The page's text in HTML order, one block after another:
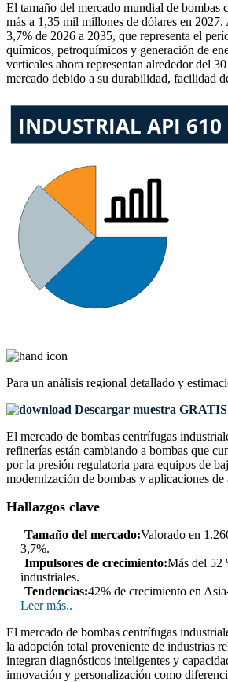
El tamaño del mercado mundial de bombas
más a 1,35 mil millones de dólares en
3,7% de 2026 a 2035, que representa el
químicos, petroquímicos y generación de
verticales ahora representan alrededor del
mercado debido a su durabilidad, facilidad
Para un análisis regional detallado y
Descargar muestra GRATIS
El mercado de bombas centrífugas
refinerías están cambiando a bombas que
por la presión regulatoria para equipos de
modernización de bombas y aplicaciones
Hallazgos clave
Tamaño del mercado:Valorado en
3,7%.
Impulsores de crecimiento:Más del 52
industriales.
Tendencias:42% de crecimiento en
Leer más..
El mercado de bombas centrífugas
la adopción total proveniente de industrias
integran diagnósticos inteligentes y
innovación y personalización como